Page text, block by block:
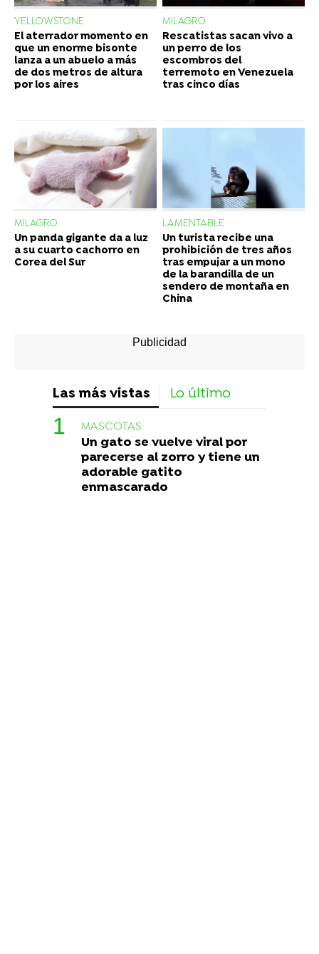
YELLOWSTONE
El aterrador momento en
que un enorme bisonte
lanza a un abuelo a más
de dos metros de altura
por los aires
MILAGRO
Rescatistas sacan vivo a
un perro de los
escombros del
terremoto en Venezuela
tras cinco días
MILAGRO
Un panda gigante da a luz
a su cuarto cachorro en
Corea del Sur
LAMENTABLE
Un turista recibe una
prohibición de tres años
tras empujar a un mono
de la barandilla de un
sendero de montaña en
China
Las más vistas Lo último
MASCOTAS
Un gato se vuelve viral por
parecerse al zorro y tiene un
adorable gatito
enmascarado